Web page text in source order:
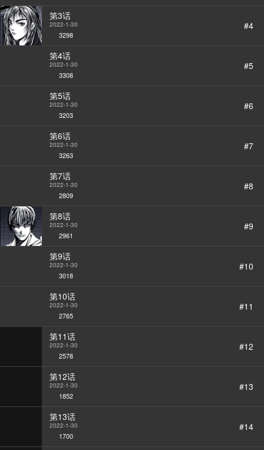
StarScore
第3话
2022-1-30
3298
#4
第4话
2022-1-30
3308
#5
第5话
2022-1-30
3203
#6
第6话
2022-1-30
3263
#7
第7话
2022-1-30
2809
#8
第8话
2022-1-30
2961
#9
第9话
2022-1-30
3018
#10
第10话
2022-1-30
2765
#11
第11话
2022-1-30
2578
#12
第12话
2022-1-30
1852
#13
第13话
2022-1-30
1700
#14